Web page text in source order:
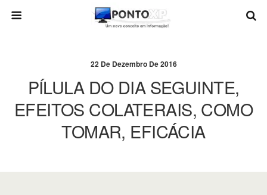
22 De Dezembro De 2016
PÍLULA DO DIA SEGUINTE,
EFEITOS COLATERAIS, COMO
TOMAR, EFICÁCIA